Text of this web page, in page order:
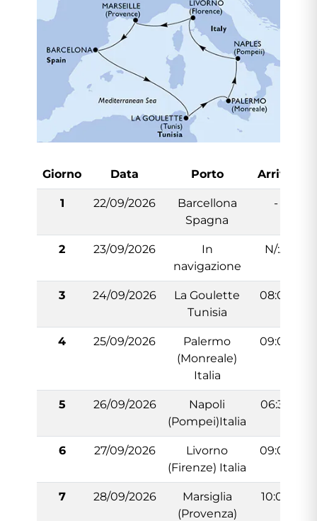
Giorno Data Porto Arrivo
1 22/09/2026
Barcellona
Spagna
-
2 23/09/2026
In
navigazione
N/:A
3 24/09/2026
La Goulette
Tunisia
08:00
4 25/09/2026
Palermo
(Monreale)
Italia
09:00
5 26/09/2026
Napoli
(Pompei)Italia
06:30
6 27/09/2026
Livorno
(Firenze) Italia
09:00
7 28/09/2026
Marsiglia
(Provenza)
10:00